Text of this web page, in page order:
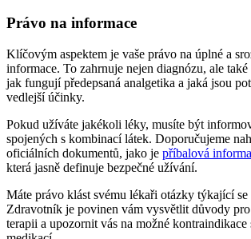
Právo na informace
Klíčovým aspektem je vaše právo na úplné a
informace. To zahrnuje nejen diagnózu, ale
jak fungují předepsaná analgetika a jaká jsou
vedlejší účinky.
Pokud užíváte jakékoli léky, musíte být
spojených s kombinací látek. Doporučujeme
oficiálních dokumentů, jako je příbalová
která jasně definuje bezpečné užívání.
Máte právo klást svému lékaři otázky týkající se
Zdravotník je povinen vám vysvětlit důvody
terapii a upozornit vás na možné kontraindikace